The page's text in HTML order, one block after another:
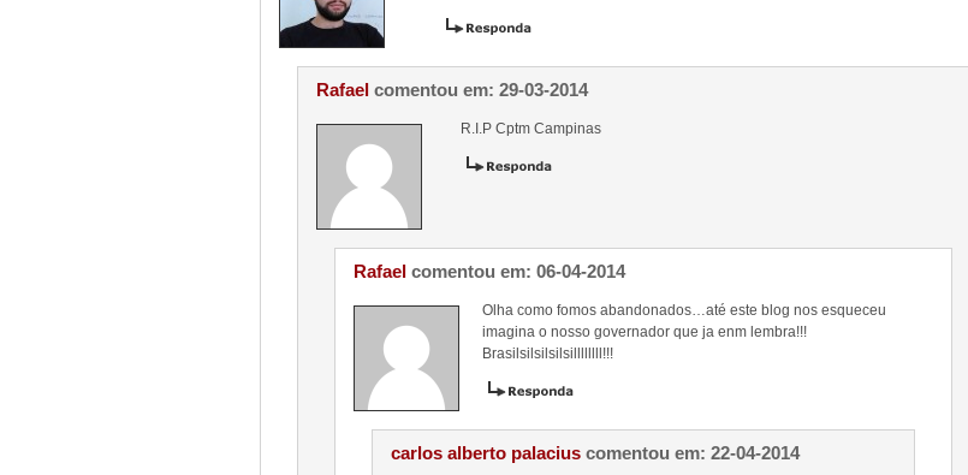
Rafael comentou em: 29-03-2014
R.I.P Cptm Campinas
Rafael comentou em: 06-04-2014
Olha como fomos abandonados…até este blog nos esqueceu
imagina o nosso governador que ja enm lembra!!!
Brasilsilsilsilsillllllll!!!
carlos alberto palacius comentou em: 22-04-2014